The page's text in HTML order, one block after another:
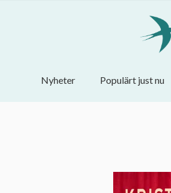
Nyheter Populärt just nu